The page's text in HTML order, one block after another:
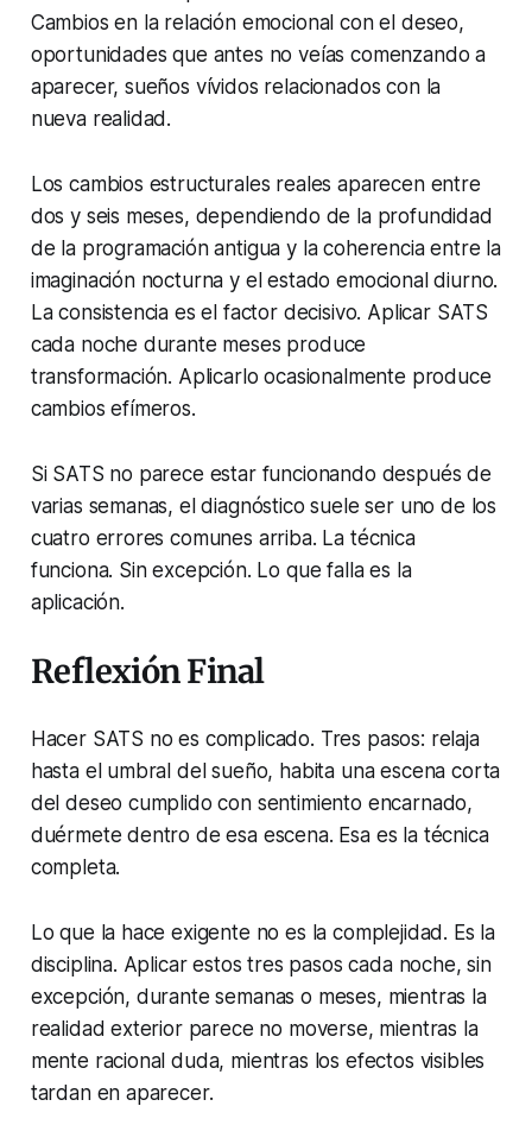
Cambios en la relación emocional con el deseo,
oportunidades que antes no veías comenzando a
aparecer, sueños vívidos relacionados con la
nueva realidad.
Los cambios estructurales reales aparecen entre
dos y seis meses, dependiendo de la profundidad
de la programación antigua y la coherencia entre la
imaginación nocturna y el estado emocional diurno.
La consistencia es el factor decisivo. Aplicar SATS
cada noche durante meses produce
transformación. Aplicarlo ocasionalmente produce
cambios efímeros.
Si SATS no parece estar funcionando después de
varias semanas, el diagnóstico suele ser uno de los
cuatro errores comunes arriba. La técnica
funciona. Sin excepción. Lo que falla es la
aplicación.
Reflexión Final
Hacer SATS no es complicado. Tres pasos: relaja
hasta el umbral del sueño, habita una escena corta
del deseo cumplido con sentimiento encarnado,
duérmete dentro de esa escena. Esa es la técnica
completa.
Lo que la hace exigente no es la complejidad. Es la
disciplina. Aplicar estos tres pasos cada noche, sin
excepción, durante semanas o meses, mientras la
realidad exterior parece no moverse, mientras la
mente racional duda, mientras los efectos visibles
tardan en aparecer.